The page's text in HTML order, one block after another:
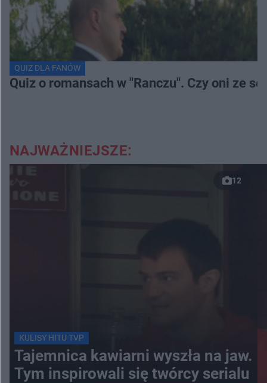
QUIZ DLA FANÓW
Quiz o romansach w "Ranczu". Czy oni ze
NAJWAŻNIEJSZE:
12
KULISY HITU TVP
Tajemnica kawiarni wyszła na jaw.
Tym inspirowali się twórcy serialu